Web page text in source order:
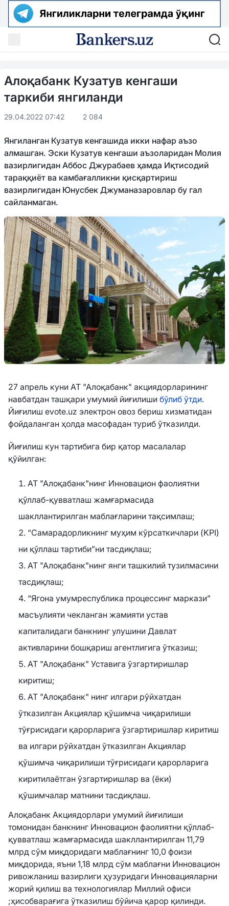
Алоқабанк Кузатув кенгаши
таркиби янгиланди
29.04.2022 07:42 2 084
Янгиланган Кузатув кенгашида икки нафар аъзо
алмашган. Эски Кузатув кенгаши аъзоларидан Молия
вазирлигидан Аббос Джурабаев ҳамда Иқтисодий
тараққиёт ва камбағалликни қисқартириш
вазирлигидан Юнусбек Джуманазаровлар бу гал
сайланмаган.
27 апрель куни АТ "Алоқабанк" акциядорларининг
навбатдан ташқари умумий йиғилиши бўлиб ўтди.
Йиғилиш evote.uz электрон овоз бериш хизматидан
фойдаланган ҳолда масофадан туриб ўтказилди.
Йиғилиш кун тартибига бир қатор масалалар
қўйилган:
АТ "Алоқабанк"нинг Инновацион фаолиятни
қўллаб-қувватлаш жамғармасида
шакллантирилган маблағларини тақсимлаш;
“Самарадорликнинг муҳим кўрсаткичлари (KPI)
ни қўллаш тартиби”ни тасдиқлаш;
АТ "Алоқабанк"нинг янги ташкилий тузилмасини
тасдиқлаш;
“Ягона умумреспублика процессинг маркази”
масъулияти чекланган жамияти устав
капиталидаги банкнинг улушини Давлат
активларини бошқариш агентлигига ўтказиш;
АТ "Алоқабанк" Уставига ўзгартиришлар
киритиш;
АТ "Алоқабанк" нинг илгари рўйхатдан
ўтказилган Акциялар қўшимча чиқарилиши
тўғрисидаги қарорларига ўзгартиришлар киритиш
ва илгари рўйхатдан ўтказилган Акциялар
қўшимча чиқарилиши тўғрисидаги қарорларига
киритилаётган ўзгартиришлар ва (ёки)
қўшимчалар матнини тасдиқлаш.
Алоқабанк Акциядорлари умумий йиғилиши
томонидан банкнинг Инновацион фаолиятни қўллаб-
қувватлаш жамғармасида шакллантирилган 11,79
млрд сўм миқдоридаги маблағнинг 10,0 фоизи
миқдорида, яъни 1,18 млрд сўм маблағни Инновацион
ривожланиш вазирлиги ҳузуридаги Инновацияларни
жорий қилиш ва технологиялар Миллий офиси
;ҳисобварағига ўтказилиш бўйича қарор қилинди.